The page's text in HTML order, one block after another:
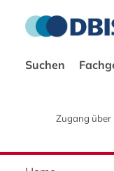
Suchen
Zugang über